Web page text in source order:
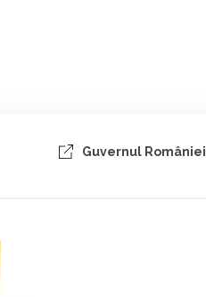
Guvernul României